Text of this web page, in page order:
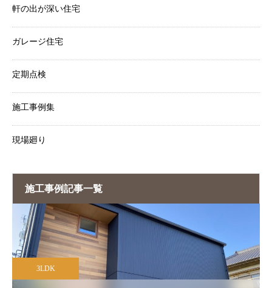
軒の出が深い住宅
ガレージ住宅
定期点検
施工事例集
現場廻り
施工事例記事一覧
3LDK